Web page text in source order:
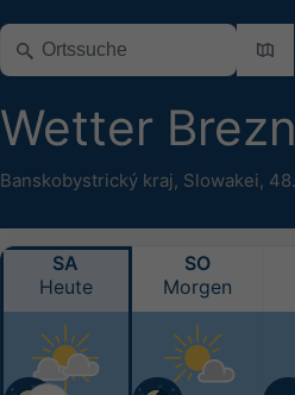
Wetter
Banskobystrický kraj, Slowakei,
SA
Heute
SO
Morgen